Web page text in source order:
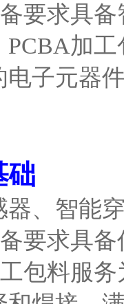
要求具
加
子元器
础
、智能
要求具
包料服